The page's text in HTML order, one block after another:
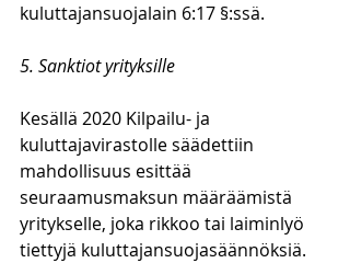
kuluttajansuojalain 6:17 §:ssä.
5. Sanktiot yrityksille
Kesällä 2020 Kilpailu- ja
kuluttajavirastolle säädettiin
mahdollisuus esittää
seuraamusmaksun määräämistä
yritykselle, joka rikkoo tai laiminlyö
tiettyjä kuluttajansuojasäännöksiä.